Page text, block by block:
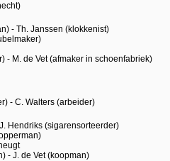
- Th. Janssen (klokkenist)
- M. de Vet (afmaker in schoenfabriek)
- C. Walters (arbeider)
Hendriks (sigarensorteerder)
- J. de Vet (koopman)